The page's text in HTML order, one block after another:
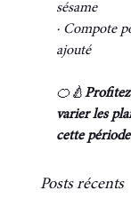
sésame
· Compote
ajouté
🍊🍐
varier les
cette
Posts récents